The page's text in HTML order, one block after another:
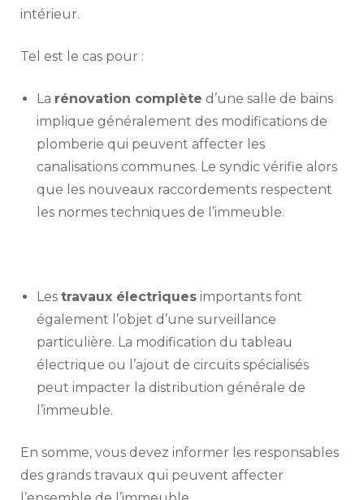
intérieur.
Tel est le cas pour :
La rénovation complète d’une salle de bains
implique généralement des modifications de
plomberie qui peuvent affecter les
canalisations communes. Le syndic vérifie alors
que les nouveaux raccordements respectent
les normes techniques de l’immeuble.
Les travaux électriques importants font
également l’objet d’une surveillance
particulière. La modification du tableau
électrique ou l’ajout de circuits spécialisés
peut impacter la distribution générale de
l’immeuble.
En somme, vous devez informer les responsables
des grands travaux qui peuvent affecter